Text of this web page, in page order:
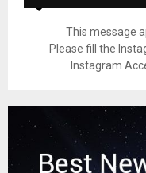
This message
Please fill the
Instagram